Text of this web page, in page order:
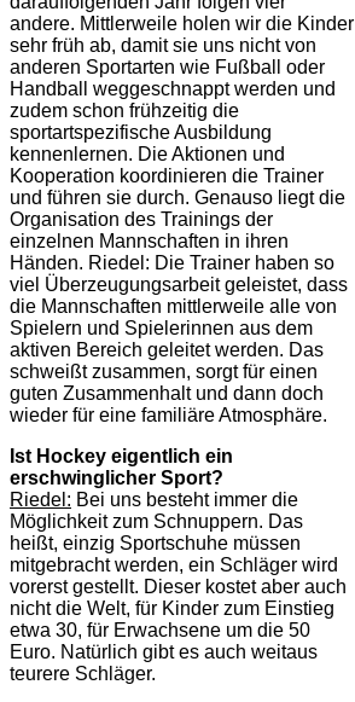
andere. Mittlerweile holen wir die Kinder
sehr früh ab, damit sie uns nicht von
anderen Sportarten wie Fußball oder
Handball weggeschnappt werden und
zudem schon frühzeitig die
sportartspezifische Ausbildung
kennenlernen. Die Aktionen und
Kooperation koordinieren die Trainer
und führen sie durch. Genauso liegt die
Organisation des Trainings der
einzelnen Mannschaften in ihren
Händen. Riedel: Die Trainer haben so
viel Überzeugungsarbeit geleistet, dass
die Mannschaften mittlerweile alle von
Spielern und Spielerinnen aus dem
aktiven Bereich geleitet werden. Das
schweißt zusammen, sorgt für einen
guten Zusammenhalt und dann doch
wieder für eine familiäre Atmosphäre.
Ist Hockey eigentlich ein
erschwinglicher Sport?
Riedel: Bei uns besteht immer die
Möglichkeit zum Schnuppern. Das
heißt, einzig Sportschuhe müssen
mitgebracht werden, ein Schläger wird
vorerst gestellt. Dieser kostet aber auch
nicht die Welt, für Kinder zum Einstieg
etwa 30, für Erwachsene um die 50
Euro. Natürlich gibt es auch weitaus
teurere Schläger.